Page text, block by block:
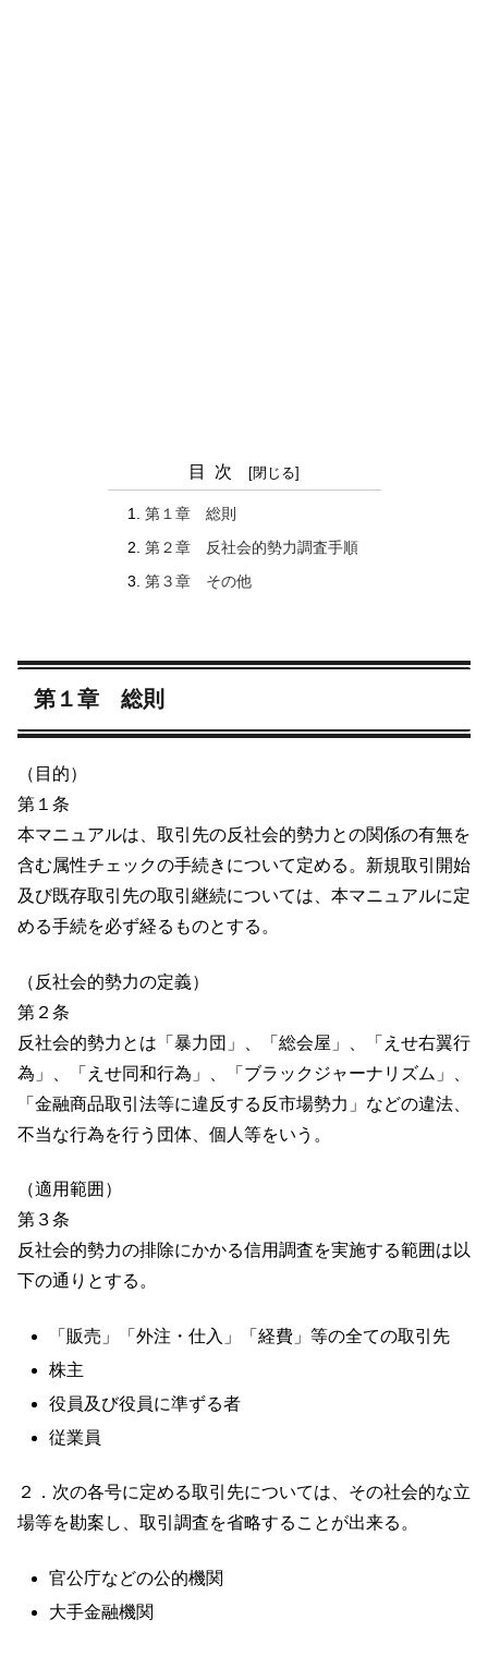
目次
第１章 総則
第２章 反社会的勢力調査手順
第３章 その他
第１章 総則
（目的）
第１条
本マニュアルは、取引先の反社会的勢力との関係の有無を
含む属性チェックの手続きについて定める。新規取引開始
及び既存取引先の取引継続については、本マニュアルに定
める手続を必ず経るものとする。
（反社会的勢力の定義）
第２条
反社会的勢力とは「暴力団」、「総会屋」、「えせ右翼行
為」、「えせ同和行為」、「ブラックジャーナリズム」、
「金融商品取引法等に違反する反市場勢力」などの違法、
不当な行為を行う団体、個人等をいう。
（適用範囲）
第３条
反社会的勢力の排除にかかる信用調査を実施する範囲は以
下の通りとする。
「販売」「外注・仕入」「経費」等の全ての取引先
株主
役員及び役員に準ずる者
従業員
２．次の各号に定める取引先については、その社会的な立
場等を勘案し、取引調査を省略することが出来る。
官公庁などの公的機関
大手金融機関